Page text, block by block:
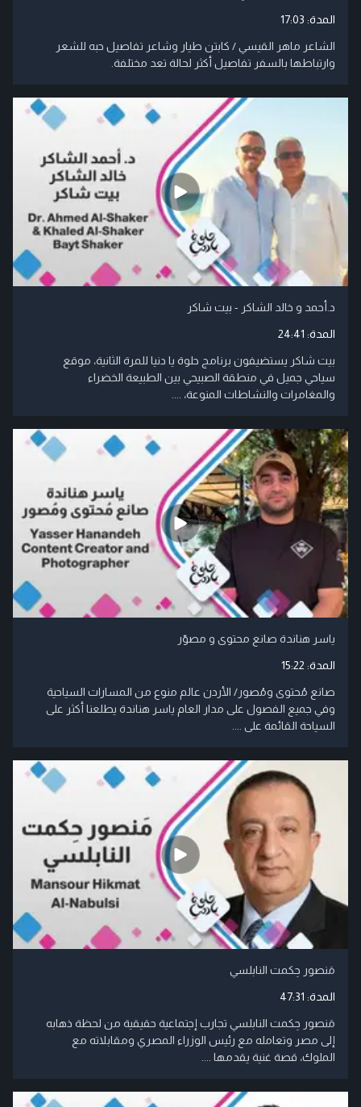
المدة: 17:03
الشاعر ماهر القيسي / كابتن طيار وشاعر تفاصيل حبه للشعر
وارتباطها بالسفر تفاصيل أكثر لحالة تعد مختلفة.
د.أحمد و خالد الشاكر - بيت شاكر
المدة: 24:41
بيت شاكر يستضيفون برنامج حلوة يا دنيا للمرة الثانية، موقع
سياحي جميل في منطقة الصبيحي بين الطبيعة الخضراء
والمغامرات والنشاطات المنوعة، ....
ياسر هناندة صانع محتوى و مصوّر
المدة: 15:22
صانع مُحتوى ومُصور/ الأردن عالم منوع من المسارات السياحية
وفي جميع الفصول على مدار العام ياسر هناندة يطلعنا أكثر على
السياحة القائمة على ....
مَنصور حِكمت النابلسي
المدة: 47:31
مَنصور حِكمت النابلسي تجارب إجتماعية حقيقية من لحظة ذهابه
إلى مصر وتعامله مع رئيس الوزراء المصري ومقابلاته مع
الملوك، قصة غنية يقدمها ....